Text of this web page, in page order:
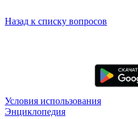
Назад к списку вопросов
Условия использования
Энциклопедия